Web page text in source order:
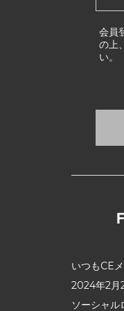
会員
の上
い。
いつもCE
2024年2月
ソーシャ